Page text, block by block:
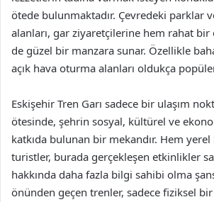
ötede bulunmaktadır. Çevredeki parklar
alanları, gar ziyaretçilerine hem rahat bir
de güzel bir manzara sunar. Özellikle
açık hava oturma alanları oldukça
Eskişehir Tren Garı sadece bir ulaşım
ötesinde, şehrin sosyal, kültürel ve
katkıda bulunan bir mekandır. Hem
turistler, burada gerçekleşen etkinlikler
hakkında daha fazla bilgi sahibi olma
önünden geçen trenler, sadece fiziksel bir